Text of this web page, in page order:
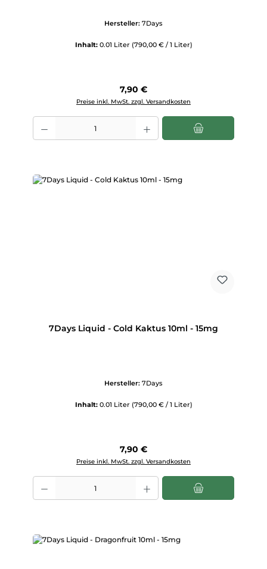
Hersteller: 7Days
Inhalt: 0.01 Liter (790,00 € / 1 Liter)
Regulärer Preis:
7,90 €
Preise inkl. MwSt. zzgl. Versandkosten
Produkt Anzahl: Gib den gewünschten Wert ein oder benutze die
7Days Liquid - Cold Kaktus 10ml - 15mg
Hersteller: 7Days
Inhalt: 0.01 Liter (790,00 € / 1 Liter)
Regulärer Preis:
7,90 €
Preise inkl. MwSt. zzgl. Versandkosten
Produkt Anzahl: Gib den gewünschten Wert ein oder benutze die